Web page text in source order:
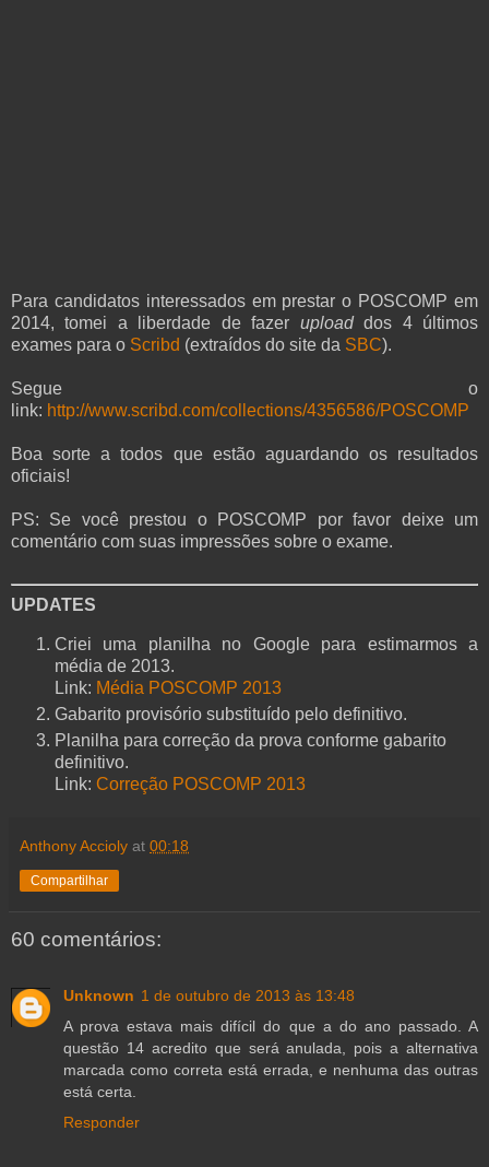
Para candidatos interessados em prestar o POSCOMP em
2014, tomei a liberdade de fazer uploaddos 4 últimos
exames para o Scribd (extraídos do site da SBC).
Segue o
link: http://www.scribd.com/collections/4356586/POSCOMP
Boa sorte a todos que estão aguardando os resultados
oficiais!
PS: Se você prestou o POSCOMP por favor deixe um
comentário com suas impressões sobre o exame.
UPDATES
Criei uma planilha no Google para estimarmos a
média de 2013.
Link: Média POSCOMP 2013
Gabarito provisório substituído pelo definitivo.
Planilha para correção da prova conforme gabarito
definitivo.
Link: Correção POSCOMP 2013
Anthony Accioly at 00:18
Compartilhar
60 comentários:
Unknown 1 de outubro de 2013 às 13:48
A prova estava mais difícil do que a do ano passado. A
questão 14 acredito que será anulada, pois a alternativa
marcada como correta está errada, e nenhuma das outras
está certa.
Responder